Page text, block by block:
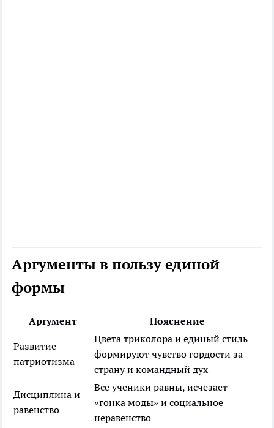
Аргументы в пользу единой
формы
Аргумент Пояснение
Развитие
патриотизма
Цвета триколора и единый стиль
формируют чувство гордости за
страну и командный дух
Дисциплина и
равенство
Все ученики равны, исчезает
«гонка моды» и социальное
неравенство